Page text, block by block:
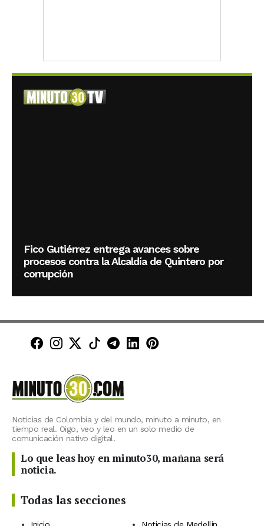
Fico Gutiérrez entrega avances sobre
procesos contra la Alcaldía de Quintero por
corrupción
Minuto30 en Facebook
Minuto30 en Instagram
Minuto30 en X (Twitter)
Minuto30 en TikTok
Canal de Minuto30 en
Minuto30 en LinkedIn
Minuto30 en
Noticias de Colombia y del mundo, minuto a minuto, en
tiempo real. Oigo, veo y leo en un solo medio de
comunicación nativo digital.
Lo que leas hoy en minuto30, mañana será
noticia.
Todas las secciones